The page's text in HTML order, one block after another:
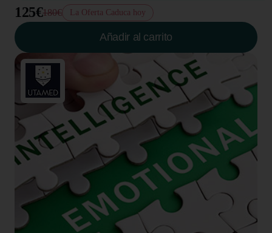
125€180€ La Oferta Caduca hoy
Añadir al carrito